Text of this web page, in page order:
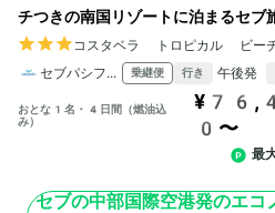
チつきの南国リゾートに泊まるセブ
コスタベラ トロピカル ビー
セブパシフィック航空
乗継便 行き 午後発
おとな1名・4日間（燃油込
み）
0〜
最
セブの中部国際空港発のエコ